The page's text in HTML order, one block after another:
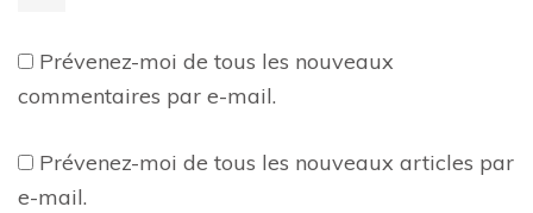
Prévenez-moi de tous les nouveaux
commentaires par e-mail.
Prévenez-moi de tous les nouveaux articles par
e-mail.